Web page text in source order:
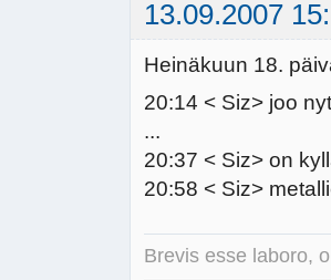
13.09.2007
Heinäkuun 18.
20:14 < Siz> joo
...
20:37 < Siz> on
20:58 < Siz>
Brevis esse laboro,